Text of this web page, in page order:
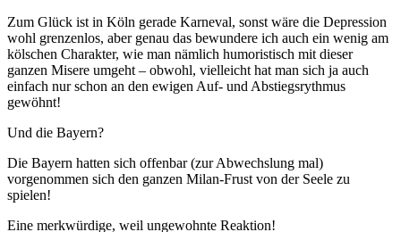
Zum Glück ist in Köln gerade Karneval, sonst wäre die Depression
wohl grenzenlos, aber genau das bewundere ich auch ein wenig am
kölschen Charakter, wie man nämlich humoristisch mit dieser
ganzen Misere umgeht – obwohl, vielleicht hat man sich ja auch
einfach nur schon an den ewigen Auf- und Abstiegsrythmus
gewöhnt!
Und die Bayern?
Die Bayern hatten sich offenbar (zur Abwechslung mal)
vorgenommen sich den ganzen Milan-Frust von der Seele zu
spielen!
Eine merkwürdige, weil ungewohnte Reaktion!